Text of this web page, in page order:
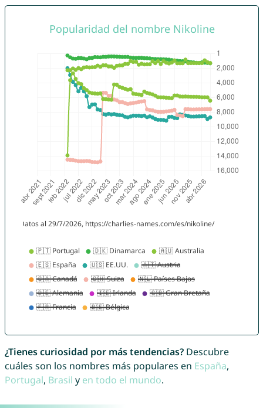
¿Tienes curiosidad por más tendencias?Descubre
cuáles son los nombres más populares en España,
Portugal, Brasil y en todo el mundo.